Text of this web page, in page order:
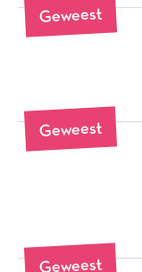
Geweest
Geweest
Geweest